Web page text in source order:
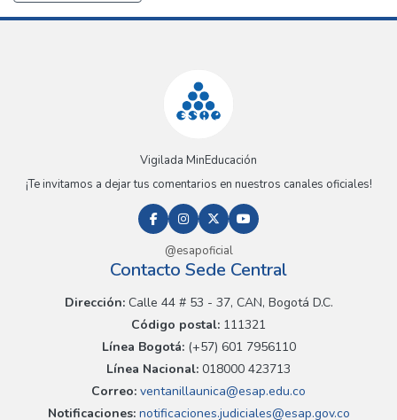
Vigilada MinEducación
¡Te invitamos a dejar tus comentarios en nuestros canales oficiales!
@esapoficial
Contacto Sede Central
Dirección:Calle 44 # 53 - 37, CAN, Bogotá D.C.
Código postal: 111321
Línea Bogotá:(+57) 601 7956110
Línea Nacional: 018000 423713
Correo: ventanillaunica@esap.edu.co
Notificaciones:notificaciones.judiciales@esap.gov.co